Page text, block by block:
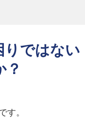
りではない
？
す。